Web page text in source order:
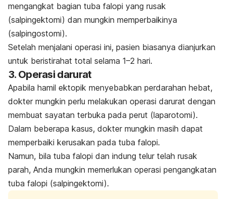
mengangkat bagian tuba falopi yang rusak
(salpingektomi) dan mungkin memperbaikinya
(salpingostomi).
Setelah menjalani operasi ini, pasien biasanya dianjurkan
untuk beristirahat total selama 1–2 hari.
3. Operasi darurat
Apabila hamil ektopik menyebabkan perdarahan hebat,
dokter mungkin perlu melakukan operasi darurat dengan
membuat sayatan terbuka pada perut (laparotomi).
Dalam beberapa kasus, dokter mungkin masih dapat
memperbaiki kerusakan pada tuba falopi.
Namun, bila tuba falopi dan indung telur telah rusak
parah, Anda mungkin memerlukan operasi pengangkatan
tuba falopi (salpingektomi).